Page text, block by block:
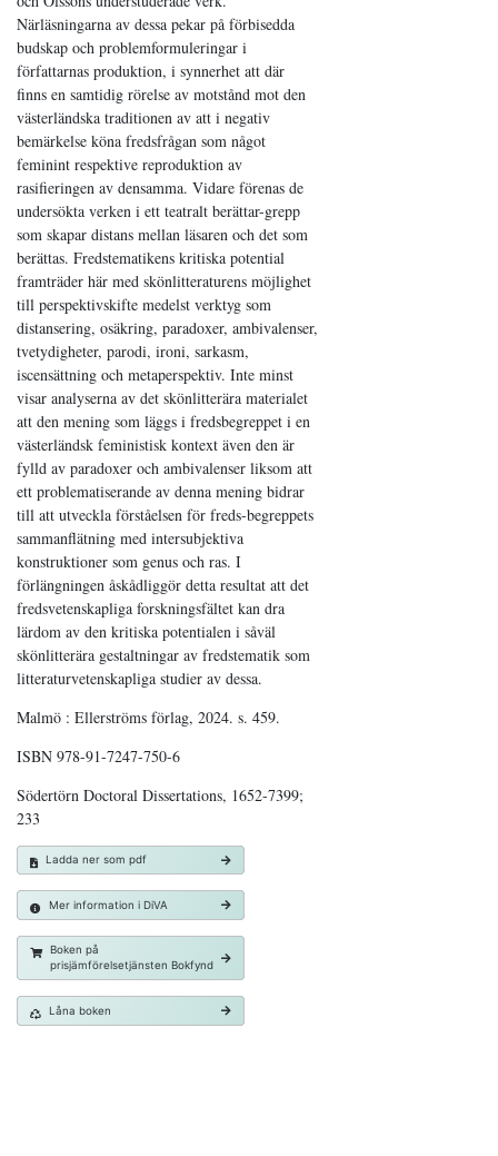
Närläsningarna av dessa pekar på förbisedda
budskap och problemformuleringar i
författarnas produktion, i synnerhet att där
finns en samtidig rörelse av motstånd mot den
västerländska traditionen av att i negativ
bemärkelse köna fredsfrågan som något
feminint respektive reproduktion av
rasifieringen av densamma. Vidare förenas de
undersökta verken i ett teatralt berättar-grepp
som skapar distans mellan läsaren och det som
berättas. Fredstematikens kritiska potential
framträder här med skönlitteraturens möjlighet
till perspektivskifte medelst verktyg som
distansering, osäkring, paradoxer, ambivalenser,
tvetydigheter, parodi, ironi, sarkasm,
iscensättning och metaperspektiv. Inte minst
visar analyserna av det skönlitterära materialet
att den mening som läggs i fredsbegreppet i en
västerländsk feministisk kontext även den är
fylld av paradoxer och ambivalenser liksom att
ett problematiserande av denna mening bidrar
till att utveckla förståelsen för freds-begreppets
sammanflätning med intersubjektiva
konstruktioner som genus och ras. I
förlängningen åskådliggör detta resultat att det
fredsvetenskapliga forskningsfältet kan dra
lärdom av den kritiska potentialen i såväl
skönlitterära gestaltningar av fredstematik som
litteraturvetenskapliga studier av dessa.
Malmö : Ellerströms förlag, 2024. s. 459.
ISBN 978-91-7247-750-6
Södertörn Doctoral Dissertations, 1652-7399;
233
Ladda ner som pdf
Mer information i DiVA
Boken på
prisjämförelsetjänsten Bokfynd
Låna boken